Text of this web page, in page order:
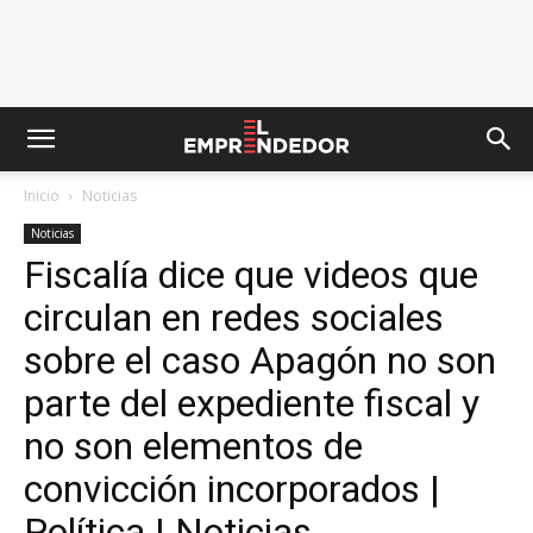
Inicio Noticias
Noticias
Fiscalía dice que videos que
circulan en redes sociales
sobre el caso Apagón no son
parte del expediente fiscal y
no son elementos de
convicción incorporados |